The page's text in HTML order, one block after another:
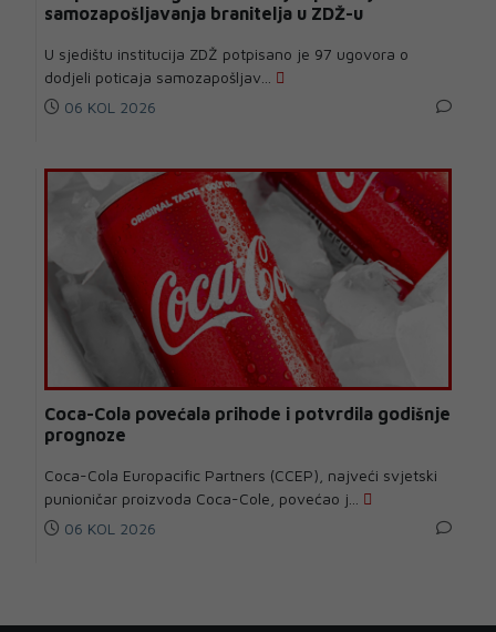
samozapošljavanja branitelja u ZDŽ-u
U sjedištu institucija ZDŽ potpisano je 97 ugovora o
dodjeli poticaja samozapošljav...
06 KOL 2026
Coca-Cola povećala prihode i potvrdila godišnje
prognoze
Coca-Cola Europacific Partners (CCEP), najveći svjetski
punioničar proizvoda Coca-Cole, povećao j...
06 KOL 2026